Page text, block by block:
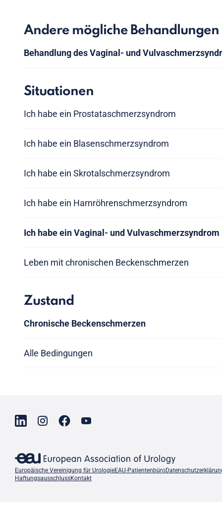
Andere mögliche Behandlungen
Behandlung des Vaginal- und
Situationen
Ich habe ein Prostataschmerzsyndrom
Ich habe ein Blasenschmerzsyndrom
Ich habe ein Skrotalschmerzsyndrom
Ich habe ein Harnröhrenschmerzsyndrom
Ich habe ein Vaginal- und Vulvaschmerzsyndrom
Leben mit chronischen Beckenschmerzen
Zustand
Chronische Beckenschmerzen
Alle Bedingungen
Europäische Vereinigung für UrologieEAU-Patientenbüro
HaftungsausschlussKontakt